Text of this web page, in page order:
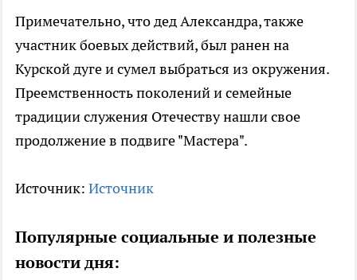
Примечательно, что дед Александра, также
участник боевых действий, был ранен на
Курской дуге и сумел выбраться из окружения.
Преемственность поколений и семейные
традиции служения Отечеству нашли свое
продолжение в подвиге "Мастера".
Источник: Источник
Популярные социальные и полезные
новости дня: